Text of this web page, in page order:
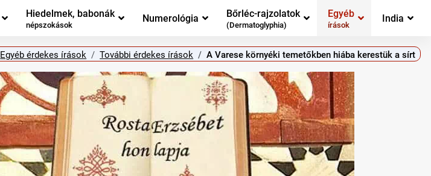
Hiedelmek, babonák
népszokások
Numerológia Bőrléc-rajzolatok
(Dermatoglyphia)
Egyéb
írások
India
Egyéb érdekes írások További érdekes írások A Varese környéki temetőkben hiába kerestük a sírt